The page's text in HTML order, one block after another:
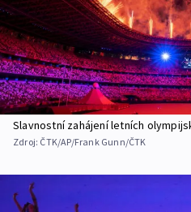
Slavnostní zahájení letních
Zdroj: ČTK/AP/Frank Gunn/ČTK